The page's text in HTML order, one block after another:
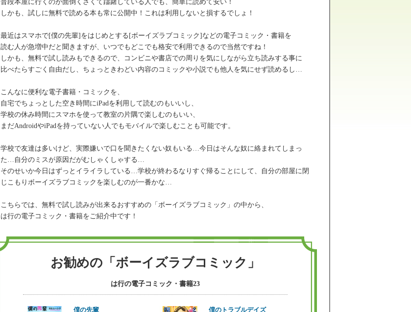
しかも、試しに無料で読める本も常に公開中！これは利用しないと損するでしょ！
最近はスマホで[僕の先輩]をはじめとする[ボーイズラブコミック]などの電子コミック・書籍を
読む人が急増中だと聞きますが、いつでもどこでも格安で利用できるので当然ですね！
しかも、無料で試し読みもできるので、コンビニや書店での周りを気にしながら立ち読みする事に
比べたらすごく自由だし、ちょっときわどい内容のコミックや小説でも他人を気にせず読めるし…
こんなに便利な電子書籍・コミックを、
自宅でちょっとした空き時間にiPadを利用して読むのもいいし、
学校の休み時間にスマホを使って教室の片隅で楽しむのもいい、
まだAndroidやiPadを持っていない人でもモバイルで楽しむことも可能です。
学校で友達は多いけど、実際嫌いで口を聞きたくない奴もいる…今日はそんな奴に絡まれてしまっ
た…自分のミスが原因だがむしゃくしゃする…
そのせいか今日はずっとイライラしている…学校が終わるなりすぐ帰ることにして、自分の部屋に閉
じこもりボーイズラブコミックを楽しむのが一番かな…
こちらでは、無料で試し読みが出来るおすすめの「ボーイズラブコミック」の中から、
は行の電子コミック・書籍をご紹介中です！
お勧めの「ボーイズラブコミック」
は行の電子コミック・書籍23
僕の先輩
僕のトラブルデイズ